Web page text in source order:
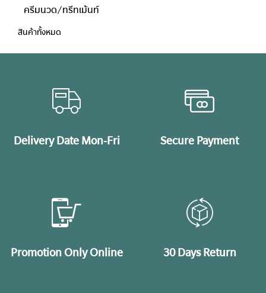
ครีมนวด/ทรีทเม้นท์
สินค้าทั้งหมด
Delivery Date Mon-Fri Secure Payment
Promotion Only Online 30 Days Return